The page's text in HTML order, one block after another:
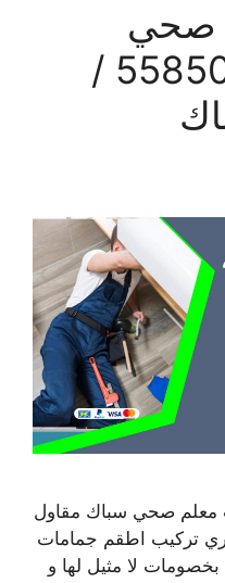
صحي
العديلية / 55850065 /
معلم صحي سباك مقاول
تركيب اطقم جمامات
بخصومات لا مثيل لها و